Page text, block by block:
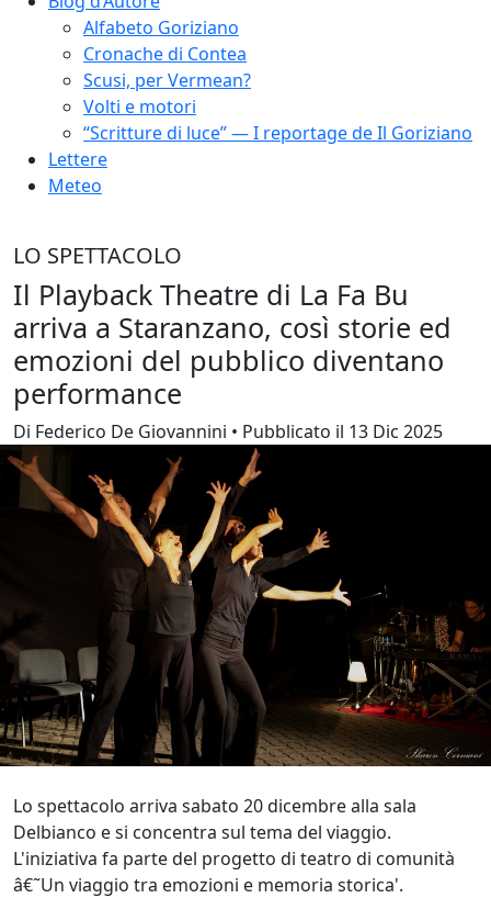
Alfabeto Goriziano
Cronache di Contea
Scusi, per Vermean?
Volti e motori
“Scritture di luce” — I reportage de Il Goriziano
Lettere
Meteo
LO SPETTACOLO
Il Playback Theatre di La Fa Bu
arriva a Staranzano, così storie ed
emozioni del pubblico diventano
performance
Di Federico De Giovannini • Pubblicato il 13 Dic 2025
Lo spettacolo arriva sabato 20 dicembre alla sala
Delbianco e si concentra sul tema del viaggio.
L'iniziativa fa parte del progetto di teatro di comunità
â€˜Un viaggio tra emozioni e memoria storica'.